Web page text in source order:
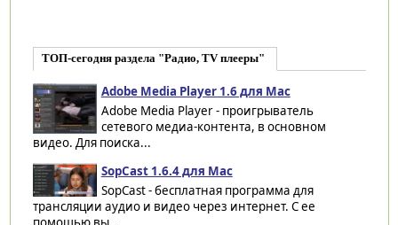
ТОП-сегодня раздела "Радио, TV плееры"
Adobe Media Player 1.6 для Mac
Adobe Media Player - проигрыватель
сетевого медиа-контента, в основном
видео. Для поиска...
SopCast 1.6.4 для Mac
SopCast - бесплатная программа для
трансляции аудио и видео через интернет. С ее